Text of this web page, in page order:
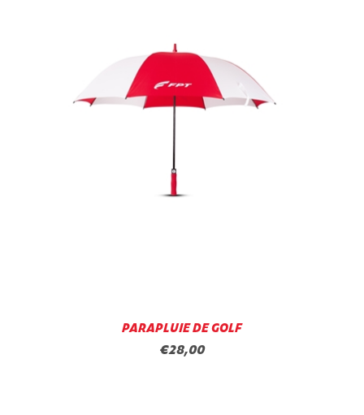
PARAPLUIE DE GOLF
€28,00